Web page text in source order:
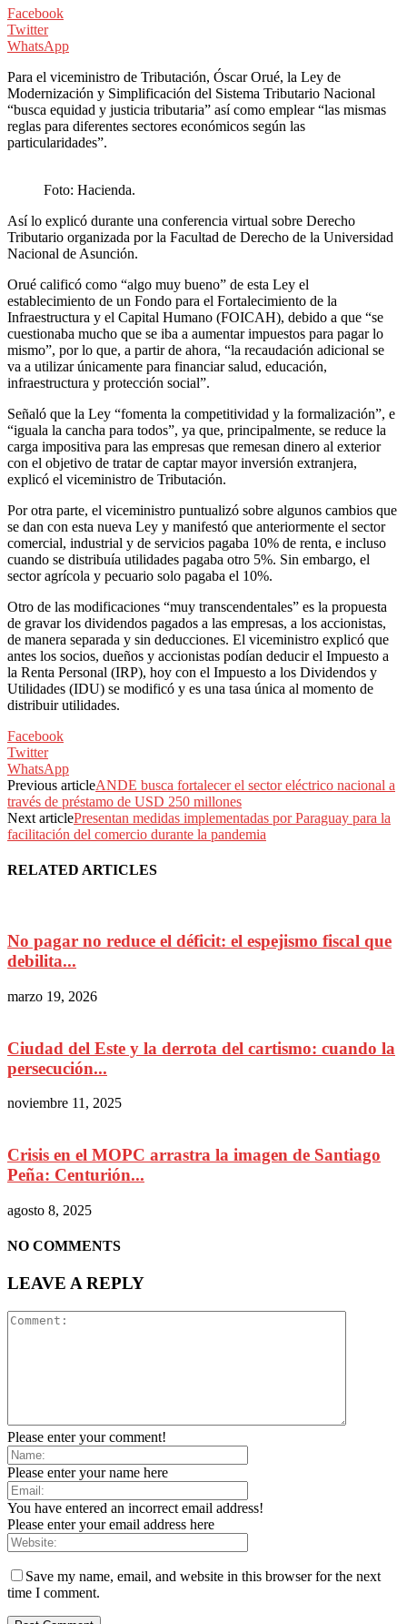
Facebook
Twitter
WhatsApp
Para el viceministro de Tributación, Óscar Orué, la Ley de
Modernización y Simplificación del Sistema Tributario Nacional
“busca equidad y justicia tributaria” así como emplear “las mismas
reglas para diferentes sectores económicos según las
particularidades”.
Foto: Hacienda.
Así lo explicó durante una conferencia virtual sobre Derecho
Tributario organizada por la Facultad de Derecho de la Universidad
Nacional de Asunción.
Orué calificó como “algo muy bueno” de esta Ley el
establecimiento de un Fondo para el Fortalecimiento de la
Infraestructura y el Capital Humano (FOICAH), debido a que “se
cuestionaba mucho que se iba a aumentar impuestos para pagar lo
mismo”, por lo que, a partir de ahora, “la recaudación adicional se
va a utilizar únicamente para financiar salud, educación,
infraestructura y protección social”.
Señaló que la Ley “fomenta la competitividad y la formalización”, e
“iguala la cancha para todos”, ya que, principalmente, se reduce la
carga impositiva para las empresas que remesan dinero al exterior
con el objetivo de tratar de captar mayor inversión extranjera,
explicó el viceministro de Tributación.
Por otra parte, el viceministro puntualizó sobre algunos cambios que
se dan con esta nueva Ley y manifestó que anteriormente el sector
comercial, industrial y de servicios pagaba 10% de renta, e incluso
cuando se distribuía utilidades pagaba otro 5%. Sin embargo, el
sector agrícola y pecuario solo pagaba el 10%.
Otro de las modificaciones “muy transcendentales” es la propuesta
de gravar los dividendos pagados a las empresas, a los accionistas,
de manera separada y sin deducciones. El viceministro explicó que
antes los socios, dueños y accionistas podían deducir el Impuesto a
la Renta Personal (IRP), hoy con el Impuesto a los Dividendos y
Utilidades (IDU) se modificó y es una tasa única al momento de
distribuir utilidades.
Facebook
Twitter
WhatsApp
Previous articleANDE busca fortalecer el sector eléctrico nacional a
través de préstamo de USD 250 millones
Next articlePresentan medidas implementadas por Paraguay para la
facilitación del comercio durante la pandemia
RELATED ARTICLES
No pagar no reduce el déficit: el espejismo fiscal que
debilita...
marzo 19, 2026
Ciudad del Este y la derrota del cartismo: cuando la
persecución...
noviembre 11, 2025
Crisis en el MOPC arrastra la imagen de Santiago
Peña: Centurión...
agosto 8, 2025
NO COMMENTS
LEAVE A REPLY
Please enter your comment!
Please enter your name here
You have entered an incorrect email address!
Please enter your email address here
Save my name, email, and website in this browser for the next
time I comment.